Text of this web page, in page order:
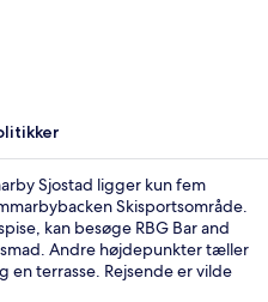
Sjostad ligger kun fem
Skisportsområde.
kan besøge RBG Bar and
Andre højdepunkter tæller
en terrasse. Rejsende er vilde